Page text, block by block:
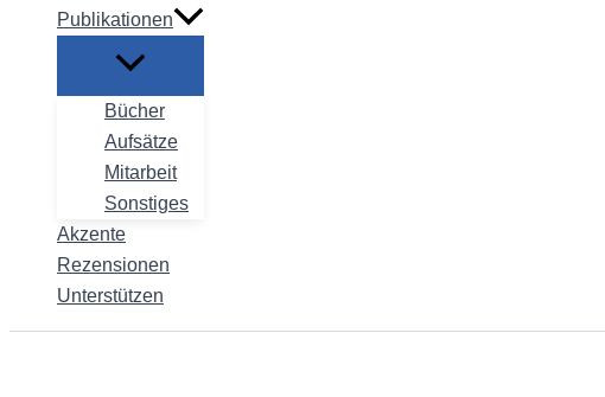
Publikationen
Bücher
Aufsätze
Mitarbeit
Sonstiges
Akzente
Rezensionen
Unterstützen